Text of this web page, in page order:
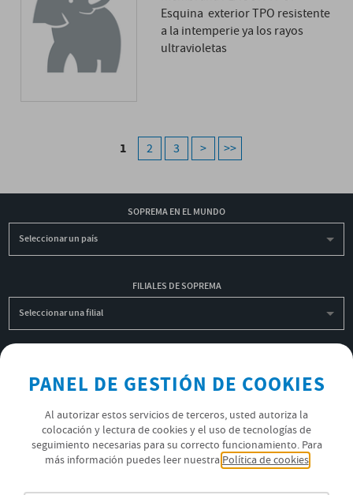
Esquina exterior TPO resistente
a la intemperie ya los rayos
ultravioletas
1 2 3 > >>
SOPREMA EN EL MUNDO
Seleccionar un país
FILIALES DE SOPREMA
Seleccionar una filial
OK
POLÍTICA DE PRIVACIDAD
ÚNETE AL EQUIPO SOPREMA
PANEL DE GESTIÓN DE COOKIES
Al autorizar estos servicios de terceros, usted autoriza la
colocación y lectura de cookies y el uso de tecnologías de
seguimiento necesarias para su correcto funcionamiento. Para
más información puedes leer nuestra Política de cookies